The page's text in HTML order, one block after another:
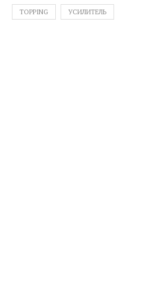
TOPPING УСИЛИТЕЛЬ